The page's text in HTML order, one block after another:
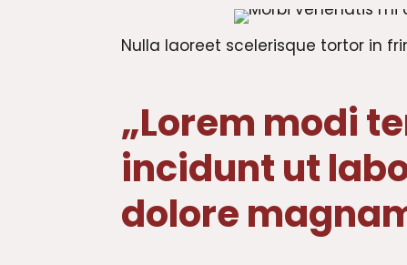
Nulla laoreet scelerisque tortor in
„Lorem modi
incidunt ut
dolore